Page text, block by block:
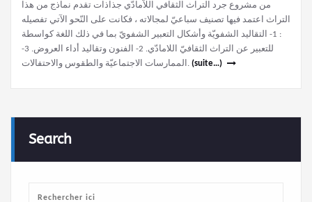
من مشروع جرد التراث الثقافي اللاّمادّي جذاذات تقدم نماذج من هذا
التراث اعتمد فيها تصنيف سباعيّ لمجالاته ، فكانت على النّحو الآتي تفصيله
: 1- التقاليد الشفويّة وأشكال التعبير الشفويّ بما في ذلك اللغة كواسطة
للتعبير عن التراث الثقافيّ اللامادّي. 2- الفنون وتقاليد أداء العروض. 3-
الممارسات الاجتماعيّة والطقوس والاحتفالات. (suite…)
Search